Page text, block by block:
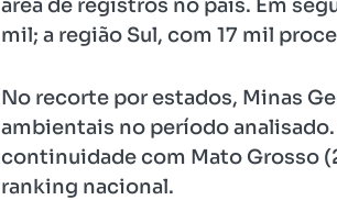
área de registros no país. Em
mil; a região Sul, com 17 mil
No recorte por estados, Minas
ambientais no período
continuidade com Mato Grosso
ranking nacional.